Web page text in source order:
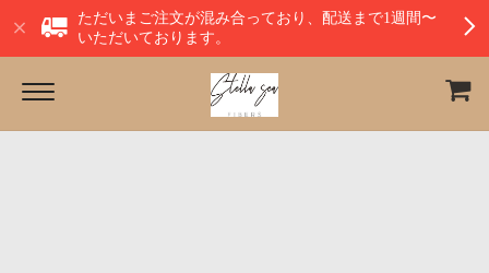
ただいまご注文が混み合っており、配送まで1週間〜
いただいております。